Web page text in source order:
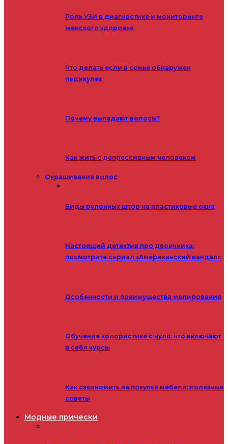
Роль УЗИ в диагностике и мониторинге
женского здоровья
Что делать если в семье обнаружен
педикулез
Почему выпадают волосы?
Как жить с депрессивным человеком
Окрашивание волос
Виды рулонных штор на пластиковые окна
Настоящий детектив про двоечника:
посмотрите сериал «Американский вандал»
Особенности и преимущества мелирования
Обучение колористике с нуля: что включают
в себя курсы
Как сэкономить на покупке мебели: полезные
советы
Модные прически